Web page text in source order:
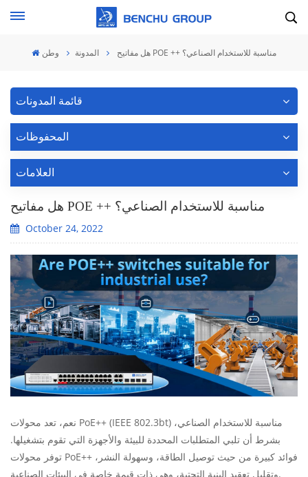
وطن المدونة هل مفاتيح POE ++ مناسبة للاستخدام الصناعي؟
قائمة المدونات
المحفوظات
العلامات
هل مفاتيح POE ++ مناسبة للاستخدام الصناعي؟
October 24, 2022
نعم، تعد محولات PoE++ (IEEE 802.3bt) مناسبة للاستخدام الصناعي،
بشرط أن تلبي المتطلبات المحددة للبيئة والأجهزة التي تقوم بتشغيلها.
توفر محولات PoE++ فوائد كبيرة من حيث توصيل الطاقة، وسهولة النشر،
وتقليل تعقيد البنية التحتية، وهي ذات قيمة خاصة في البيئات الصناعية.